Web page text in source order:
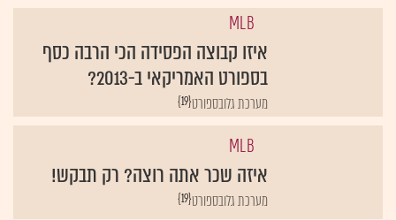
MLB
איזו קבוצה הפסידה הכי הרבה כסף
בספורט האמריקאי ב-2013?
{19}מערכת גלובספורט
MLB
איזה שכר אתה רוצה? רק תבקש!
{19}מערכת גלובספורט